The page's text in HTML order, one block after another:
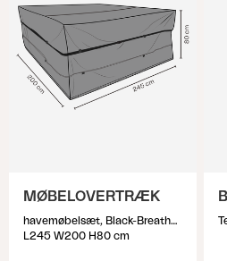
MØBELOVERTRÆK
havemøbelsæt, Black-Breathable
L245 W200 H80 cm